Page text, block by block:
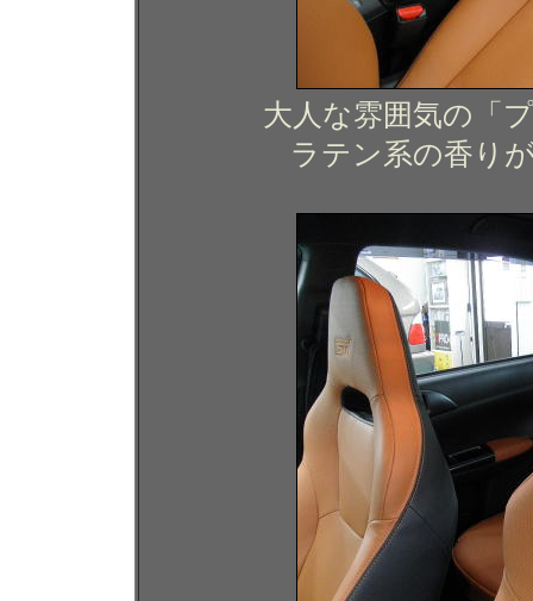
大人な雰囲気の「
ラテン系の香り